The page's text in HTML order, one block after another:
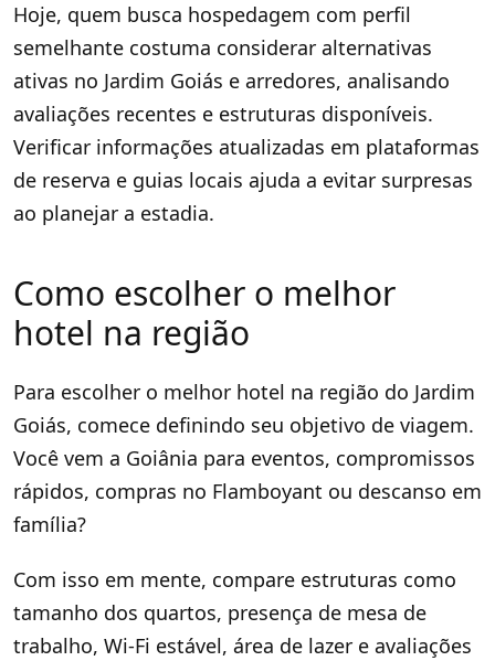
Hoje, quem busca hospedagem com perfil
semelhante costuma considerar alternativas
ativas no Jardim Goiás e arredores, analisando
avaliações recentes e estruturas disponíveis.
Verificar informações atualizadas em plataformas
de reserva e guias locais ajuda a evitar surpresas
ao planejar a estadia.
Como escolher o melhor
hotel na região
Para escolher o melhor hotel na região do Jardim
Goiás, comece definindo seu objetivo de viagem.
Você vem a Goiânia para eventos, compromissos
rápidos, compras no Flamboyant ou descanso em
família?
Com isso em mente, compare estruturas como
tamanho dos quartos, presença de mesa de
trabalho, Wi-Fi estável, área de lazer e avaliações